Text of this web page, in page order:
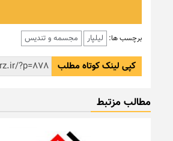
برچسب ها: لیلپار مجسمه و تندیس
کپی لینک کوتاه مطلب
مطالب مزتبط